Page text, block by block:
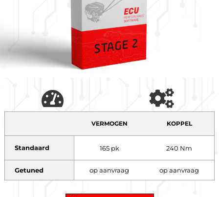
VERMOGEN KOPPEL
Standaard 165 pk 240 Nm
Getuned op aanvraag op aanvraag